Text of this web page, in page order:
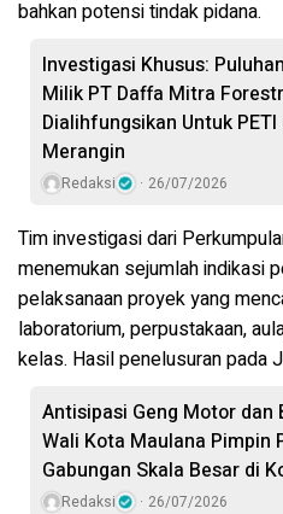
bahkan potensi tindak pidana.
Investigasi Khusus:
Milik PT Daffa Mitra
Dialihfungsikan Untuk PETI
Merangin
Redaksi 26/07/2026
Tim investigasi dari
menemukan sejumlah indikasi
pelaksanaan proyek yang
laboratorium, perpustakaan,
kelas. Hasil penelusuran pada
Antisipasi Geng Motor dan
Wali Kota Maulana Pimpin
Gabungan Skala Besar di
Redaksi 26/07/2026